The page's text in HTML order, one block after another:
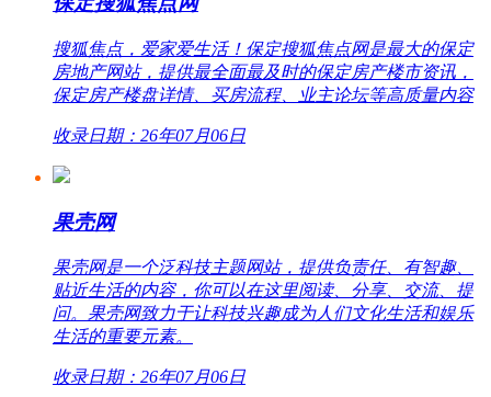
搜狐焦点，爱家爱生活！保定搜狐焦点网是最大的保定
房地产网站，提供最全面最及时的保定房产楼市资讯，
保定房产楼盘详情、买房流程、业主论坛等高质量内容
收录日期：26年07月06日
果壳网
果壳网是一个泛科技主题网站，提供负责任、有智趣、
贴近生活的内容，你可以在这里阅读、分享、交流、提
问。果壳网致力于让科技兴趣成为人们文化生活和娱乐
生活的重要元素。
收录日期：26年07月06日